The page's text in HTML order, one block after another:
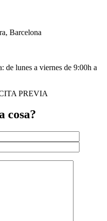
Barcelona
de lunes a viernes de 9:00h a
PREVIA
cosa?